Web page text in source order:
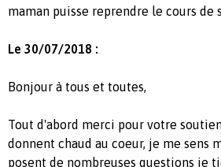
maman puisse reprendre le cours de
Le 30/07/2018 :
Bonjour à tous et toutes,
Tout d'abord merci pour votre
donnent chaud au coeur, je me sens
posent de nombreuses questions je